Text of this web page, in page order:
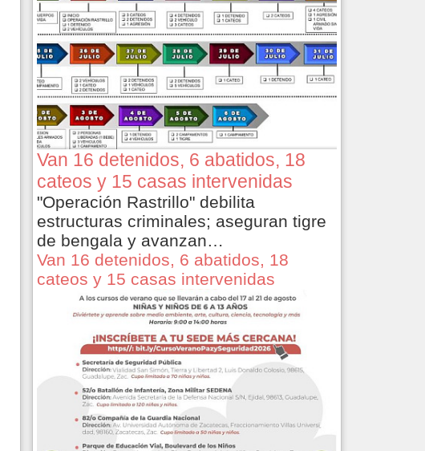
Van 16 detenidos, 6 abatidos, 18
cateos y 15 casas intervenidas
"Operación Rastrillo" debilita
estructuras criminales; aseguran tigre
de bengala y avanzan…
Van 16 detenidos, 6 abatidos, 18
cateos y 15 casas intervenidas